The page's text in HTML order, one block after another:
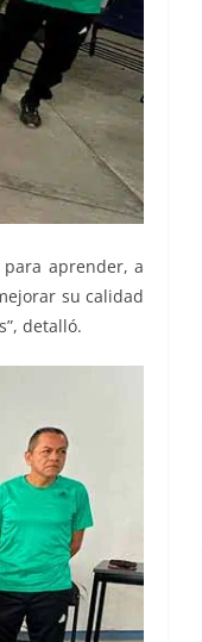
aprender, a
su calidad
detalló.